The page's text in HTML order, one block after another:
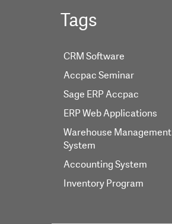
Tags
CRM Software
Accpac Seminar
Sage ERP Accpac
ERP Web Applications
Warehouse Management
System
Accounting System
Inventory Program